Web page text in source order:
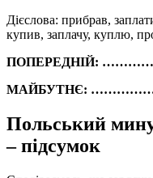
Дієслова: прибрав,
купив, заплачу, куплю,
ПОПЕРЕДНІЙ:
МАЙБУТНЄ:
Польський
– підсумок